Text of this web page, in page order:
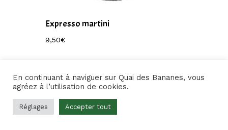
Expresso martini
9,50€
9,50
En continuant à naviguer sur Quai des Bananes, vous
agréez à l’utilisation de cookies.
Réglages Accepter tout